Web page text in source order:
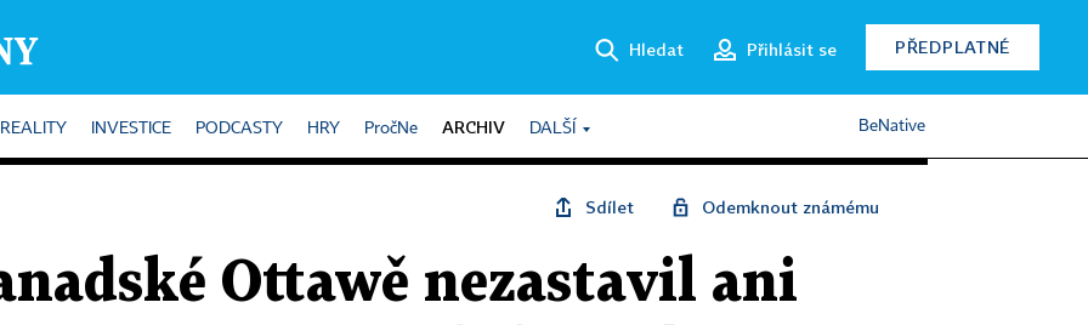
Hledat Přihlásit se PŘEDPLATNÉ
REALITY INVESTICE PODCASTY HRY PročNe ARCHIV DALŠÍ BeNative
Sdílet Odemknout známému
Ottawě nezastavil ani